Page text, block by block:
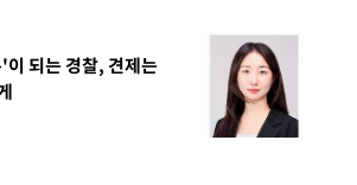
되는 경찰, 견제는